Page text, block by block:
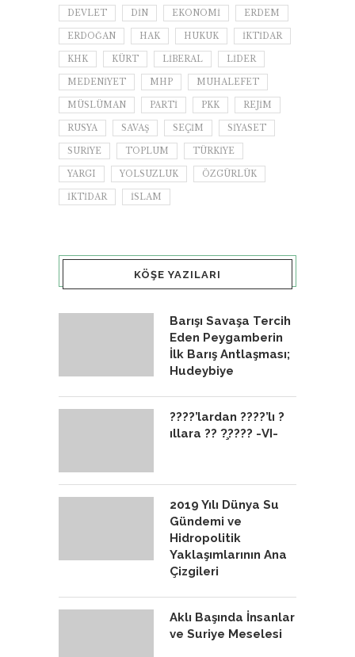
DEVLET DIN EKONOMI ERDEM
ERDOĞAN HAK HUKUK IKTIDAR
KHK KÜRT LIBERAL LIDER
MEDENIYET MHP MUHALEFET
MÜSLÜMAN PARTI PKK REJIM
RUSYA SAVAŞ SEÇIM SIYASET
SURIYE TOPLUM TÜRKIYE
YARGI YOLSUZLUK ÖZGÜRLÜK
İKTIDAR İSLAM
KÖŞE YAZILARI
Barışı Savaşa Tercih
Eden Peygamberin
İlk Barış Antlaşması;
Hudeybiye
????’lardan ????’lı ?
ıllara ?? ?̧???? -VI-
2019 Yılı Dünya Su
Gündemi ve
Hidropolitik
Yaklaşımlarının Ana
Çizgileri
Aklı Başında İnsanlar
ve Suriye Meselesi